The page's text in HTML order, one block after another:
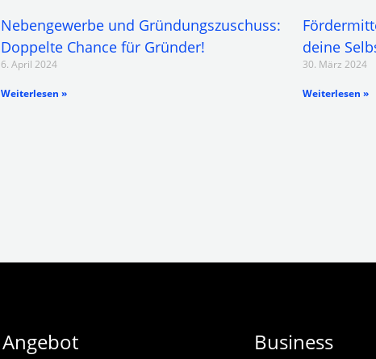
Nebengewerbe und Gründungszuschuss:
Doppelte Chance für Gründer!
6. April 2024
Weiterlesen »
deine
30. März 2024
Weiterlesen »
Angebot Business